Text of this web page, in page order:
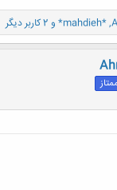
,
*mahdieh* و 2 کاربر دیگر